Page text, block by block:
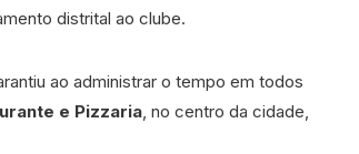
distrital ao clube.
ao administrar o tempo em todos
e Pizzaria, no centro da cidade,